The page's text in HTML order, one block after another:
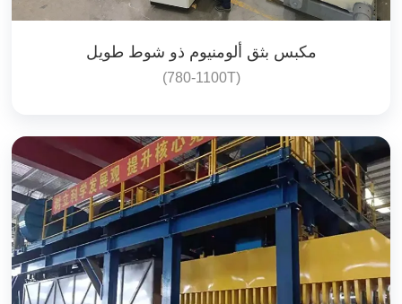
مكبس بثق ألومنيوم ذو شوط طويل
(780-1100T)